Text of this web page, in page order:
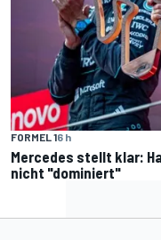
FORMEL 16 h
Mercedes stellt klar:
nicht "dominiert"